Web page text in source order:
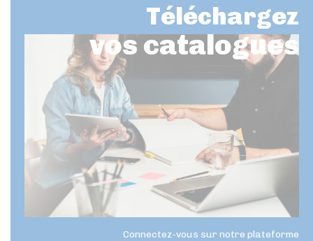
Téléchargez
vos catalogues
Connectez-vous sur notre plateforme